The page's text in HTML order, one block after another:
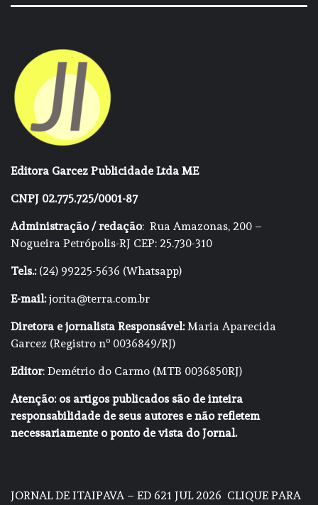
Editora Garcez Publicidade Ltda ME
CNPJ 02.775.725/0001-87
Administração / redação: Rua Amazonas, 200 –
Nogueira Petrópolis-RJ CEP: 25.730-310
Tels.:(24) 99225-5636 (Whatsapp)
E-mail:jorita@terra.com.br
Diretora e jornalista Responsável:Maria Aparecida
Garcez (Registro nº 0036849/RJ)
Editor: Demétrio do Carmo (MTB 0036850RJ)
Atenção: os artigos publicados são de inteira
responsabilidade de seus autores e não refletem
necessariamente o ponto de vista do Jornal.
JORNAL DE ITAIPAVA – ED 621 JUL 2026 CLIQUE PARA